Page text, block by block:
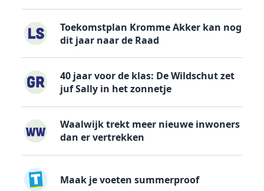
Toekomstplan Kromme Akker kan nog
dit jaar naar de Raad
40 jaar voor de klas: De Wildschut zet
juf Sally in het zonnetje
Waalwijk trekt meer nieuwe inwoners
dan er vertrekken
Maak je voeten summerproof